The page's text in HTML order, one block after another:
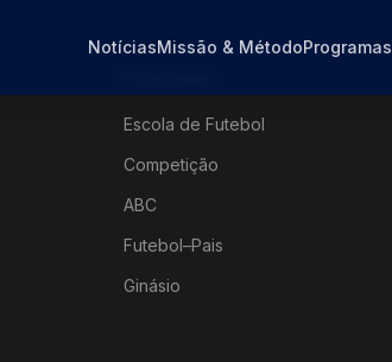
NotíciasMissão & MétodoProgramas
Escola de Futebol
Competição
ABC
Futebol–Pais
Ginásio